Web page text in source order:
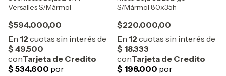
Versalles S/Mármol
$594.000,00
S/Mármol 80x35h
$220.000,00